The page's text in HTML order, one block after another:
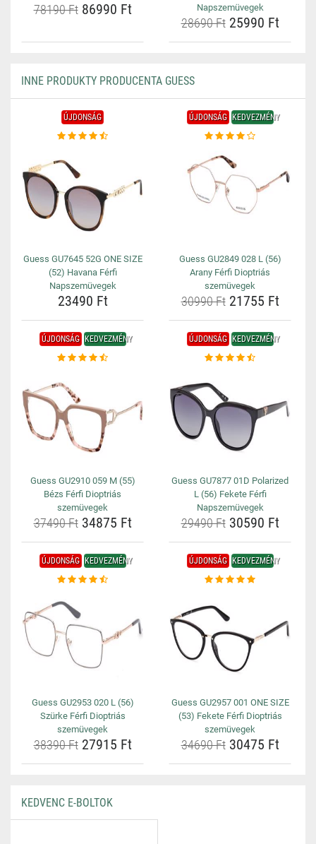
78190 Ft86990 Ft
Napszemüvegek
28690 Ft25990 Ft
INNE PRODUKTY PRODUCENTA GUESS
ÚJDONSÁG
Guess GU7645 52G ONE SIZE
(52) Havana Férfi
Napszemüvegek
23490 Ft
ÚJDONSÁG KEDVEZMÉNY
Guess GU2849 028 L (56)
Arany Férfi Dioptriás
szemüvegek
30990 Ft21755 Ft
ÚJDONSÁG KEDVEZMÉNY
Guess GU2910 059 M (55)
Bézs Férfi Dioptriás
szemüvegek
37490 Ft34875 Ft
ÚJDONSÁG KEDVEZMÉNY
Guess GU7877 01D Polarized
L (56) Fekete Férfi
Napszemüvegek
29490 Ft30590 Ft
ÚJDONSÁG KEDVEZMÉNY
Guess GU2953 020 L (56)
Szürke Férfi Dioptriás
szemüvegek
38390 Ft27915 Ft
ÚJDONSÁG KEDVEZMÉNY
Guess GU2957 001 ONE SIZE
(53) Fekete Férfi Dioptriás
szemüvegek
34690 Ft30475 Ft
KEDVENC E-BOLTOK